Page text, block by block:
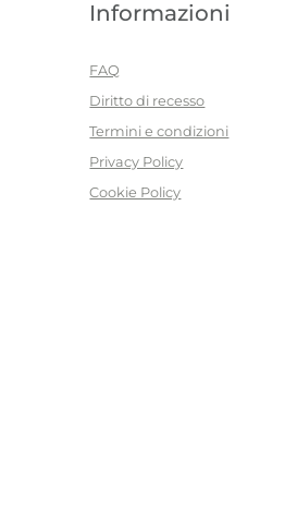
Informazioni
FAQ
Diritto di recesso
Termini e condizioni
Privacy Policy
Cookie Policy